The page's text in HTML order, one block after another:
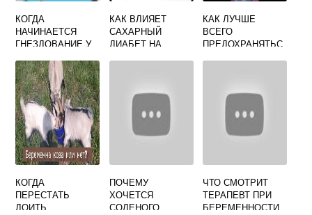
КОГДА
НАЧИНАЕТСЯ
ГНЕЗДОВАНИЕ У
КАК ВЛИЯЕТ
САХАРНЫЙ
ДИАБЕТ НА
КАК ЛУЧШЕ
ВСЕГО
ПРЕДОХРАНЯТЬС
КОГДА
ПЕРЕСТАТЬ
ДОИТЬ
ПОЧЕМУ
ХОЧЕТСЯ
СОЛЕНОГО
ЧТО СМОТРИТ
ТЕРАПЕВТ ПРИ
БЕРЕМЕННОСТИ